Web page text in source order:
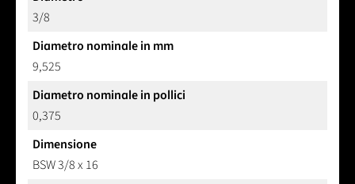
3/8
Diametro nominale in mm
9,525
Diametro nominale in pollici
0,375
Dimensione
BSW 3/8 x 16